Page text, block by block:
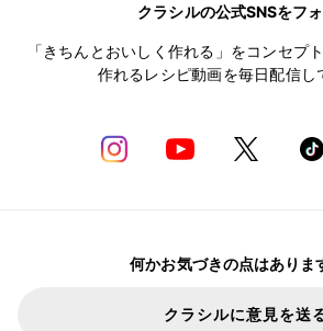
クラシルの公式SNSをフ
「きちんとおいしく作れる」をコンセプ
作れるレシピ動画を毎日配信し
何かお気づきの点はありま
クラシルに意見を送